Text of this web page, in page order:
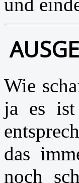
Wie
ja es ist
das
noch